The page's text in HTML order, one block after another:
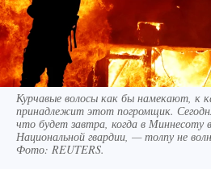
Курчавые волосы как бы намекают, к
принадлежит этот погромщик.
что будет завтра, когда в Миннесоту
Национальной гвардии, — толпу не
Фото: REUTERS.